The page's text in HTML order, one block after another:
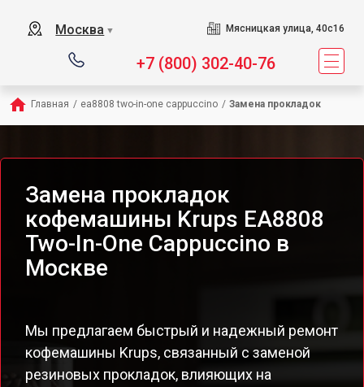
Москва ▼ Мясницкая улица, 40с16
+7 (800) 302-40-76
Главная / ea8808 two-in-one cappuccino / Замена прокладок
Замена прокладок
кофемашины Krups EA8808
Two-In-One Cappuccino в
Москве
Мы предлагаем быстрый и надежный ремонт
кофемашины Krups, связанный с заменой
резиновых прокладок, влияющих на